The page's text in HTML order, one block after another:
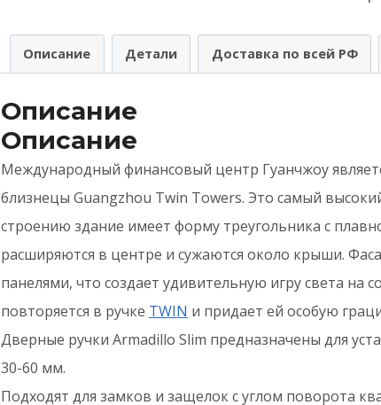
Описание Детали Доставка по всей РФ
Описание
Описание
Международный финансовый центр Гуанчжоу
близнецы Guangzhou Twin Towers. Это самый
строению здание имеет форму треугольника с
расширяются в центре и сужаются около крыши.
панелями, что создает удивительную игру света на
повторяется в ручке TWIN и придает ей особую
Дверные ручки Armadillo Slim предназначены для
30-60 мм.
Подходят для замков и защелок с углом поворота